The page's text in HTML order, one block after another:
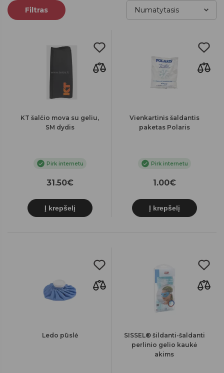
Filtras
KT šalčio mova su geliu,
SM dydis
Pirk internetu
31.50€
Į krepšelį
Vienkartinis šaldantis
paketas Polaris
Pirk internetu
1.00€
Į krepšelį
Ledo pūslė
SISSEL® šildanti-šaldanti
perlinio gelio kaukė
akims